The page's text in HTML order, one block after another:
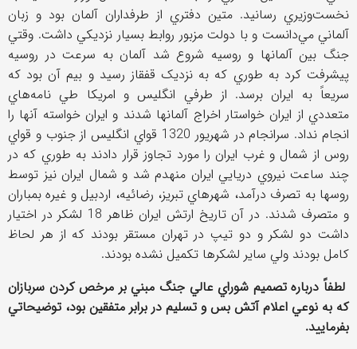
نخست‌وزيري رسانيد. متين دفتري از طرفداران آلمان بود و زبان
آلماني مي‌دانست و با دولت مزبور روابط بسيار نزديکي داشت. وقتي
جنگ بين آلمانها و روسيه شروع شد آلمان به سرعت در روسيه
پيشرفت کرد به طوري که به نزديک قفقاز رسيد و بيم آن بود که
سریعاً به ايران برسد. از طرفي انگليس و امريکا طي نامه‌‌هاي
متعددي از ايران خواستار اخراج آلمانها شدند و ايران خواسته آنها را
انجام نداد. سرانجام در شهريور 1320 قواي انگليس از جنوب و قواي
روس از شمال و غرب ايران را مورد تجاوز قرار دادند به طوري که در
چند ساعت نيروي دريايي ايران منهدم شد و شمال ايران نيز توسط
روسها به تصرف درآمد، شهرهاي تبریز، رضائيه، اردبيل و غيره بمباران‌
و متصرف شدند. در آن تاريخ ارتش ايران ظاهر 18 لشکر در اختيار
داشت دو لشکر و دو تيپ در تهران مستقر بودند که از هر لحاظ
کامل بودند ولي ساير لشکر‌ها تکميل نشده بودند.
لطفاً درباره تصميم شوراي عالي جنگ مبني بر مرخص کردن سربازان
که به نوعي اعلام آتش بس و تسليم در برابر متفقين بود، توضيحاتي
بفرماييد.